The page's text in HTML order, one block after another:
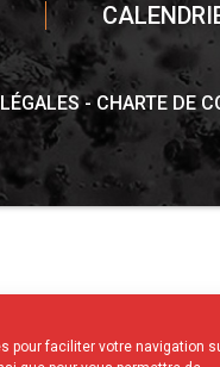
pour faciliter votre navigation
CHARTE DE